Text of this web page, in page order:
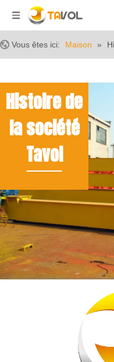
Vous êtes ici: Maison »
Histoire de
la société
Tavol